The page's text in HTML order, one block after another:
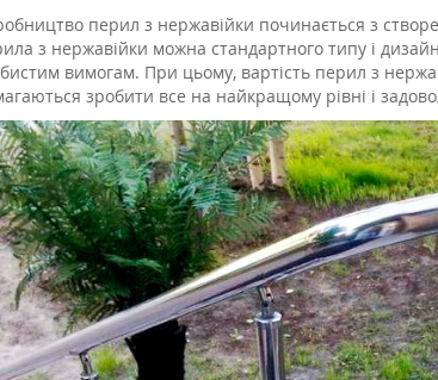
перил з нержавійки починається з
з нержавійки можна стандартного типу і
вимогам. При цьому, вартість перил з
зробити все на найкращому рівні і